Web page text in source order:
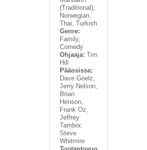
(Traditional),
Norwegian,
Thai, Turkish
Genre:
Family,
Comedy
Ohjaaja: Tim
Hill
Pääosissa:
Dave Goelz,
Jerry Nelson,
Brian
Henson,
Frank Oz,
Jeffrey
Tambor,
Steve
Whitmire